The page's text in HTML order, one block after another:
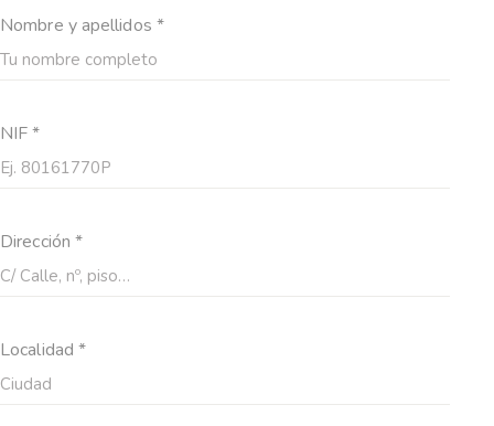
Nombre y apellidos *
NIF *
Dirección *
Localidad *